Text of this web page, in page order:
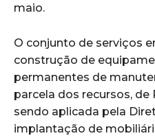
maio.
O conjunto de serviços
construção de
permanentes de
parcela dos recursos, de
sendo aplicada pela
implantação de